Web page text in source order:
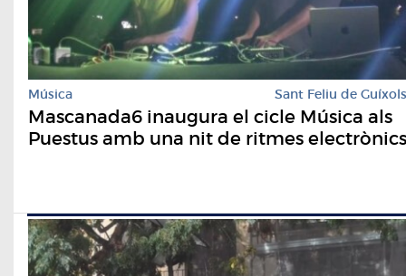
Música Sant Feliu de Guíxols
Mascanada6 inaugura el cicle Música als
Puestus amb una nit de ritmes electrònics